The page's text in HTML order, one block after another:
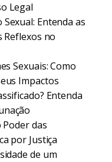
Legal
Entenda as
Reflexos no
Sexuais: Como
Impactos
Entenda
Poder das
por Justiça
de um